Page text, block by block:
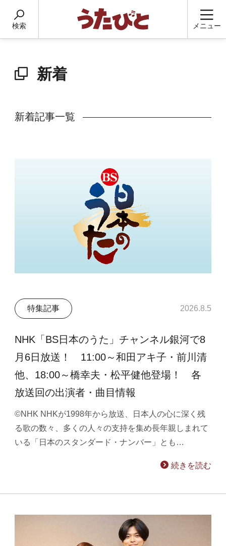
検索 メニュー
新着
新着記事一覧
特集記事 2026.8.5
NHK「BS日本のうた」チャンネル銀河で8
月6日放送！ 11:00～和田アキ子・前川清
他、18:00～橋幸夫・松平健他登場！ 各
放送回の出演者・曲目情報
©NHK NHKが1998年から放送、日本人の心に深く残
る歌の数々、多くの人々の支持を集め長年親しまれて
いる「日本のスタンダード・ナンバー」とも…
続きを読む